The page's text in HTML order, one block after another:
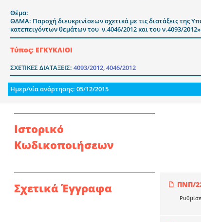
Θέμα:
ΘΔΜΑ: Παροχή διευκρινίσεων σχετικά με τις διατάξεις της
κατεπειγόντων θεμάτων του ν.4046/2012 και του ν.4093/
Τύπος: ΕΓΚΥΚΛΙΟΙ
ΣΧΕΤΙΚΕΣ ΔΙΑΤΑΞΕΙΣ: 4093/2012 4046/2012
Ημερ/νία ανάρτησης: 05/12/2015
Ιστορικό
Κωδικοποιήσεων
Σχετικά Έγγραφα ΠΝΠ/